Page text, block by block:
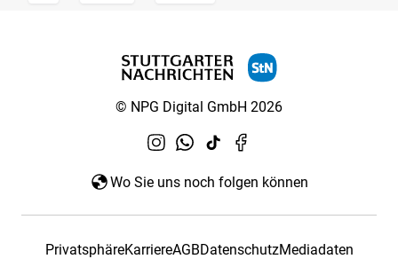
© NPG Digital GmbH 2026
Wo Sie uns noch folgen können
PrivatsphäreKarriereAGBDatenschutzMediadaten